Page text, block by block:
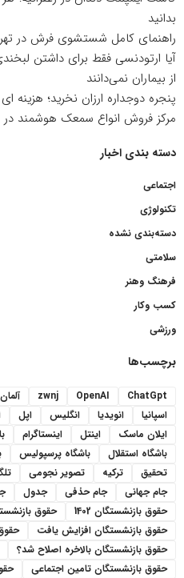
بدانید
راهنمای کامل شستشوی فرش در
آیا ارتودنسی فقط برای داشتن
از بیماران نمی‌دانند
پنجره دوجداره ارزان نخرید؛ هزینه
مرکز فروش انواع سمعک هوشمند در
دسته بندی اخبار
اجتماعی
تکنولوژی
دسته‌بندی نشده
سلامتی
فرهنگ وهنر
کسب وکار
ورزشی
برچسب‌ها
ChatGpt
OpenAI
zwnj آلمان
اسپانیا
انویدیا انگلیس اپل
ایلان ماسک
اینتل اینستاگرام
باشگاه استقلال
باشگاه پرسپولیس
تحقیق
ترکیه تصویر نجومی
جام جهانی
جام حذفی جدول
حقوق بازنشستگان 1402
حقوق
حقوق بازنشستگان افزایش یافت
حقوق بازنشستگان بالاخره اصلاح شد؟
حقوق بازنشستگان تامین اجتماعی